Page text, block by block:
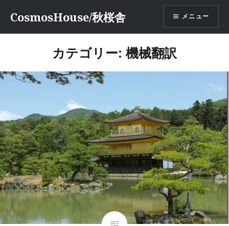
テ
へ
ス
プ
CosmosHouse/秋桜舎 メニュー
カテゴリー: 機械翻訳